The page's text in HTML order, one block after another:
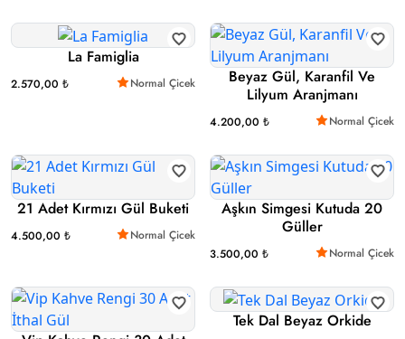
La Famiglia
2.570,00 ₺ Normal Çicek
Beyaz Gül, Karanfil Ve
Lilyum Aranjmanı
4.200,00 ₺ Normal Çicek
21 Adet Kırmızı Gül Buketi
4.500,00 ₺ Normal Çicek
Aşkın Simgesi Kutuda 20
Güller
3.500,00 ₺ Normal Çicek
Tek Dal Beyaz Orkide